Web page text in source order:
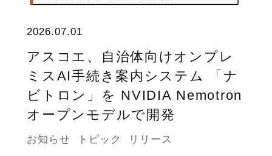
2026.07.01
アスコエ、自治体向けオンプレ
ミスAI手続き案内システム 「ナ
ビトロン」を NVIDIA Nemotron
オープンモデルで開発
お知らせ トピック リリース